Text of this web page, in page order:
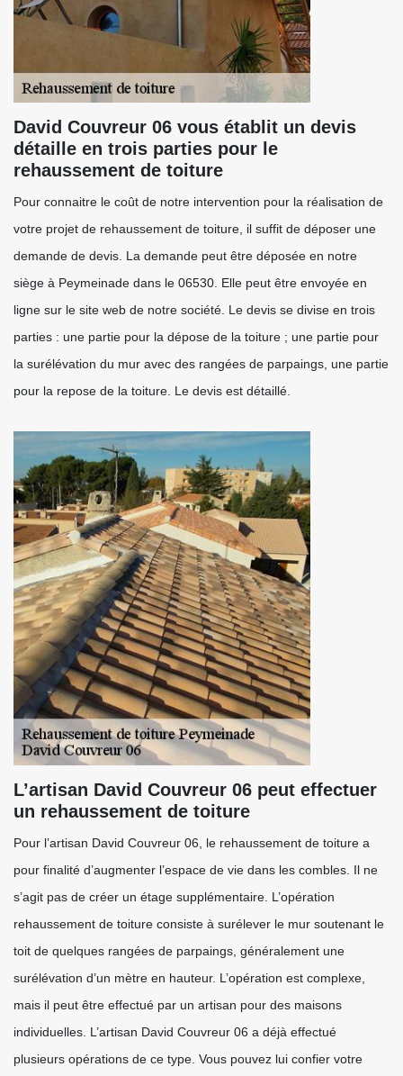
David Couvreur 06 vous établit un devis
détaille en trois parties pour le
rehaussement de toiture
Pour connaitre le coût de notre intervention pour la réalisation de
votre projet de rehaussement de toiture, il suffit de déposer une
demande de devis. La demande peut être déposée en notre
siège à Peymeinade dans le 06530. Elle peut être envoyée en
ligne sur le site web de notre société. Le devis se divise en trois
parties : une partie pour la dépose de la toiture ; une partie pour
la surélévation du mur avec des rangées de parpaings, une partie
pour la repose de la toiture. Le devis est détaillé.
L’artisan David Couvreur 06 peut effectuer
un rehaussement de toiture
Pour l’artisan David Couvreur 06, le rehaussement de toiture a
pour finalité d’augmenter l’espace de vie dans les combles. Il ne
s’agit pas de créer un étage supplémentaire. L’opération
rehaussement de toiture consiste à surélever le mur soutenant le
toit de quelques rangées de parpaings, généralement une
surélévation d’un mètre en hauteur. L’opération est complexe,
mais il peut être effectué par un artisan pour des maisons
individuelles. L’artisan David Couvreur 06 a déjà effectué
plusieurs opérations de ce type. Vous pouvez lui confier votre